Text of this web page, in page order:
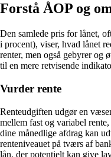
Forstå ÅOP og
Den samlede pris for lånet,
i procent), viser, hvad lånet
renter, men også gebyrer og
til en mere retvisende
Vurder rente
Renteudgiften udgør en
mellem fast og variabel
dine månedlige afdrag kan
renteniveauet på tværs af
lån, der potentielt kan give